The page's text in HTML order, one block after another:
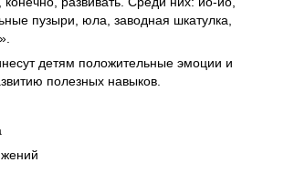
пузыри, юла, заводная шкатулка,
детям положительные эмоции и
полезных навыков.